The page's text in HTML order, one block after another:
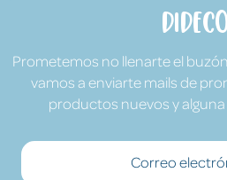
Prometemos no llenarte el
vamos a enviarte mails de
productos nuevos y